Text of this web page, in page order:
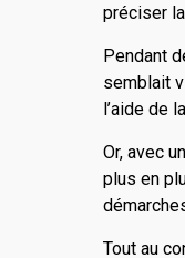
préciser
Pendant
semblait
l’aide de
Or, avec
plus en
Tout au